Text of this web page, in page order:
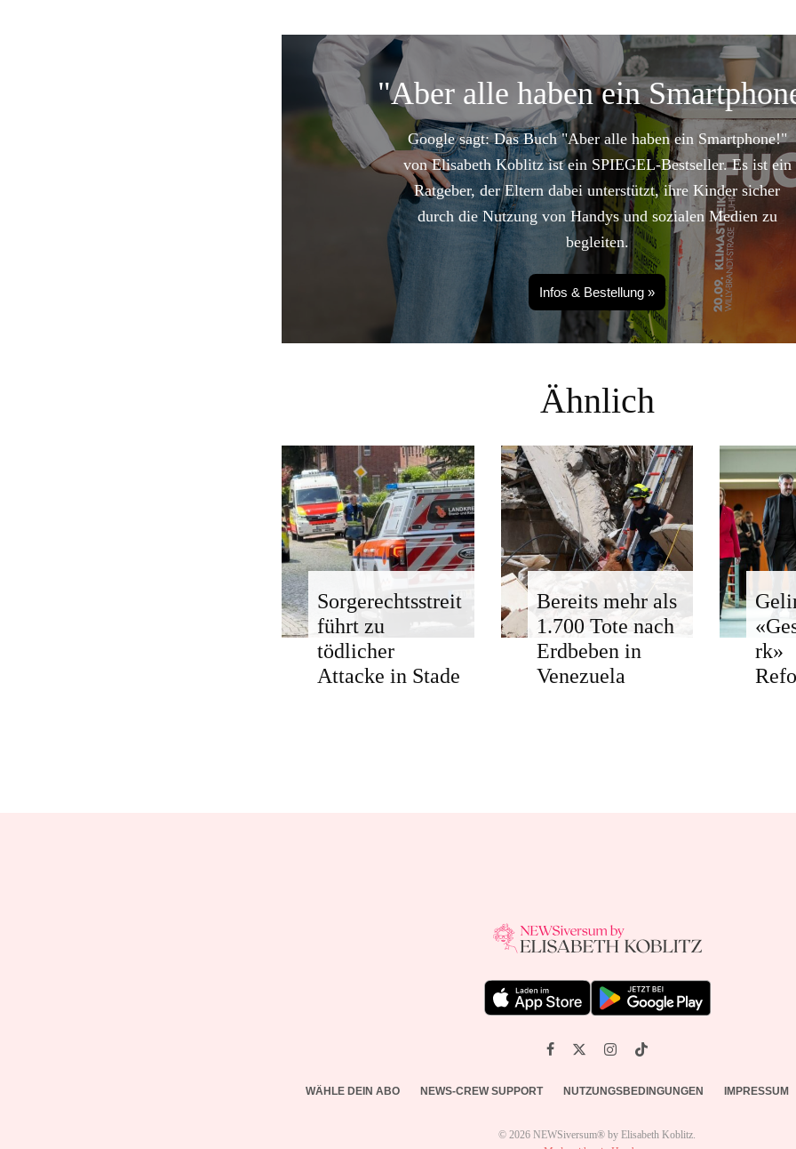
"Aber alle haben ein
Google sagt: Das Buch "Aber alle haben ein Smartphone!"
von Elisabeth Koblitz ist ein SPIEGEL-Bestseller. Es ist ein
Ratgeber, der Eltern dabei unterstützt, ihre Kinder sicher
durch die Nutzung von Handys und sozialen Medien zu
begleiten.
Infos & Bestellung »
Ähnlich
Sorgerechtsstreit
führt zu
tödlicher
Attacke in Stade
Bereits mehr als
1.700 Tote nach
Erdbeben in
Venezuela
rk»
WÄHLE DEIN ABO NEWS-CREW SUPPORT NUTZUNGSBEDINGUNGEN IMPRESSUM
© 2026 NEWSiversum® by Elisabeth Koblitz.